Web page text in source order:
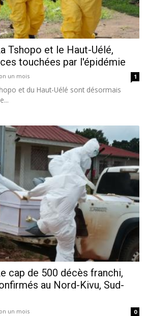
Tshopo et le Haut-Uélé,
touchées par l'épidémie
un mois 1
et du Haut-Uélé sont désormais
cap de 500 décès franchi,
au Nord-Kivu, Sud-
un mois 0